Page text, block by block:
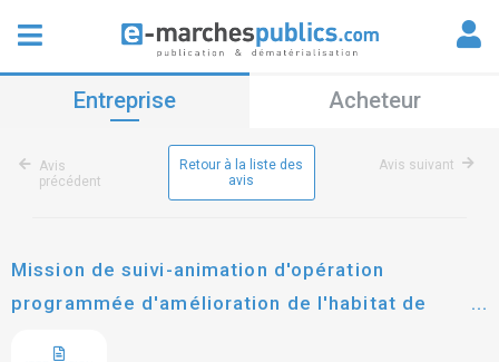
Entreprise Acheteur
Avis
précédent
Retour à la liste des
avis
Avis suivant
Mission de suivi-animation d'opération
programmée d'amélioration de l'habitat de